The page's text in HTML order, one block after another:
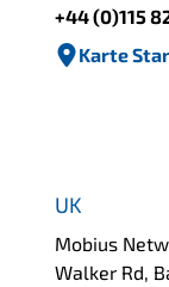
+44 (0)115
Karte
UK
Mobius
Walker Rd,